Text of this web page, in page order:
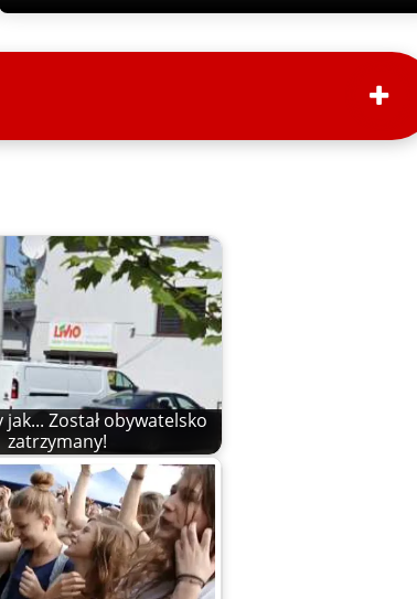
jak... Został obywatelsko
zatrzymany!